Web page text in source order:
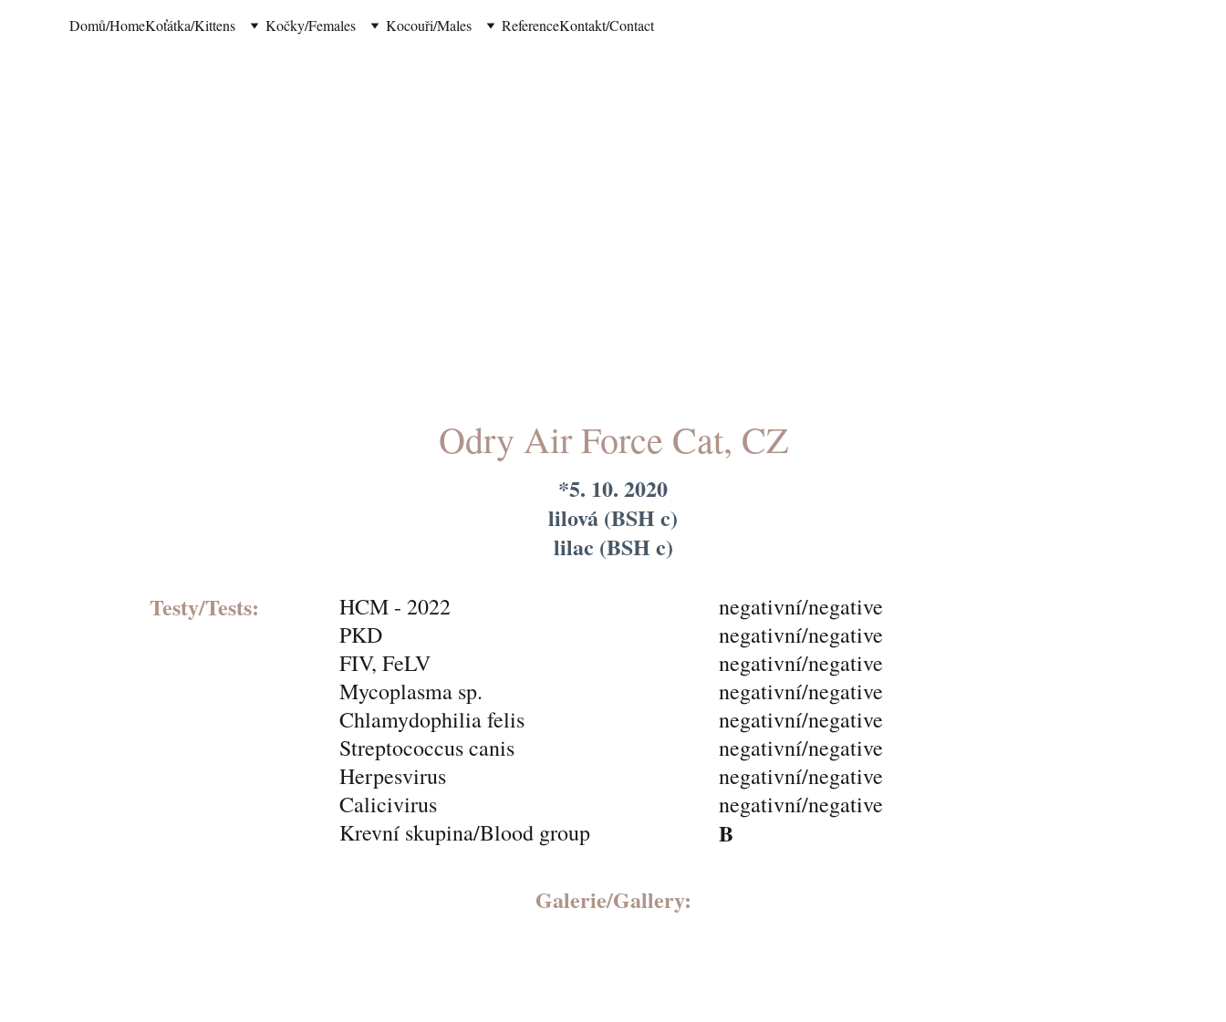
Domů/HomeKoťátka/Kittens Kočky/Females Kocouři/Males ReferenceKontakt/Contact
Odry Air Force Cat, CZ
*5. 10. 2020
lilová (BSH c)
lilac (BSH c)
Testy/Tests:
HCM - 2022
PKD
FIV, FeLV
Mycoplasma sp.
Chlamydophilia felis
Streptococcus canis
Herpesvirus
Calicivirus
Krevní skupina/Blood group
negativní/negative
negativní/negative
negativní/negative
negativní/negative
negativní/negative
negativní/negative
negativní/negative
negativní/negative
B
Galerie/Gallery: